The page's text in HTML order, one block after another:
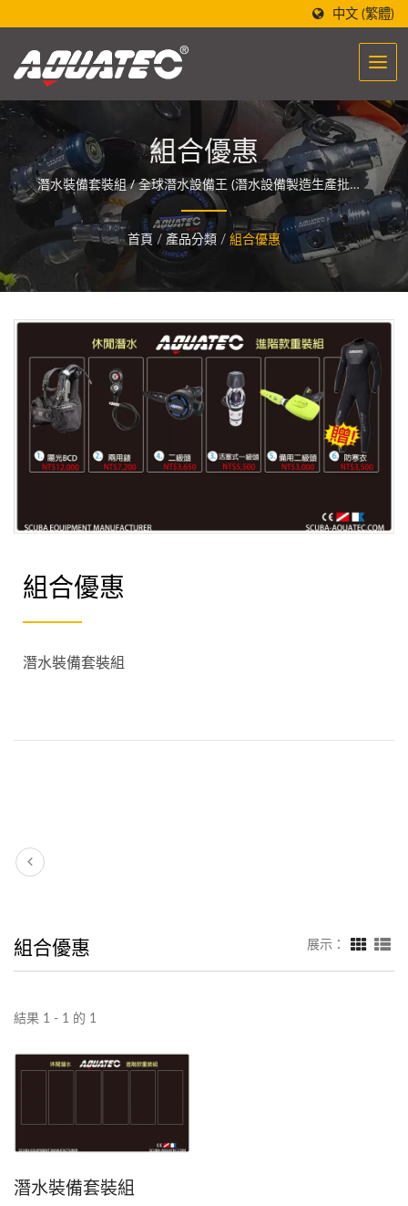
中文 (繁體)
組合優惠
潛水裝備套裝組 / 全球潛水設備王 (潛水設備製造生產批發)-
世界潛水第一品牌 「AQUATEC」，設計的潛水設備製造醞
釀著一股能量，讓人們與海洋相遇與融合。
首頁 / 產品分類 / 組合優惠
組合優惠
潛水裝備套裝組
組合優惠 展示：
結果 1 - 1 的 1
潛水裝備套裝組